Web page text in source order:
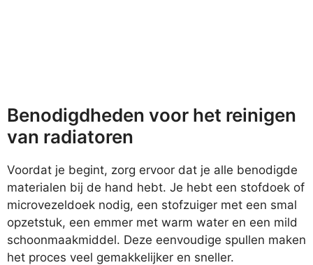
Benodigdheden voor het reinigen
van radiatoren
Voordat je begint, zorg ervoor dat je alle benodigde
materialen bij de hand hebt. Je hebt een stofdoek of
microvezeldoek nodig, een stofzuiger met een smal
opzetstuk, een emmer met warm water en een mild
schoonmaakmiddel. Deze eenvoudige spullen maken
het proces veel gemakkelijker en sneller.